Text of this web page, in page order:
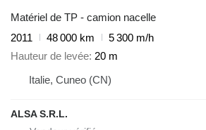
Matériel de TP - camion nacelle
2011
48 000 km
5 300 m/h
Hauteur de levée 20 m
Italie, Cuneo (CN)
ALSA S.R.L.